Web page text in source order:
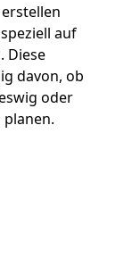
auf
Diese
davon, ob
oder